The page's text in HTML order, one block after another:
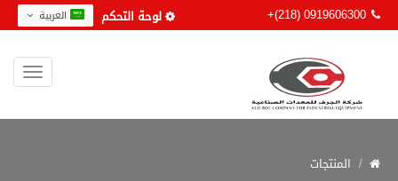
لوحة التحكم +(218) 0919606300
المنتجات